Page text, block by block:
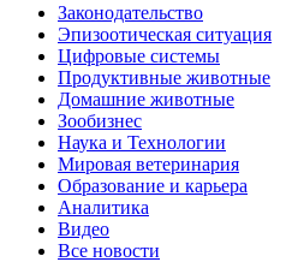
Законодательство
Эпизоотическая ситуация
Цифровые системы
Продуктивные животные
Домашние животные
Зообизнес
Наука и Технологии
Мировая ветеринария
Образование и карьера
Аналитика
Видео
Все новости